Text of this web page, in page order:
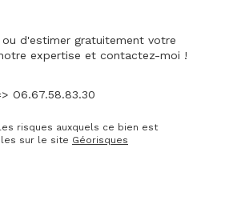
d'estimer gratuitement votre
expertise et contactez-moi !
O6.67.58.83.30
risques auxquels ce bien est
sur le site Géorisques